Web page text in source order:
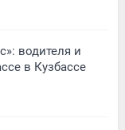
водителя и
в Кузбассе